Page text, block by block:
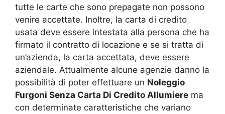
tutte le carte che sono prepagate non possono
venire accettate. Inoltre, la carta di credito
usata deve essere intestata alla persona che ha
firmato il contratto di locazione e se si tratta di
un’azienda, la carta accettata, deve essere
aziendale. Attualmente alcune agenzie danno la
possibilità di poter effettuare un Noleggio
Furgoni Senza Carta Di Credito Allumiere ma
con determinate caratteristiche che variano